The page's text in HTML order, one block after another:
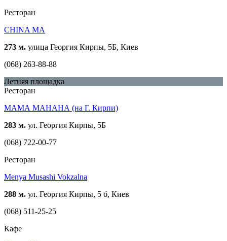
Ресторан
CHINA MA
273 м. улица Георгия Кирпы, 5Б, Киев
(068) 263-88-88
Летняя площадка
Ресторан
МАМА МАНАНА (на Г. Кирпи)
283 м. ул. Георгия Кирпы, 5Б
(068) 722-00-77
Ресторан
Menya Musashi Vokzalna
288 м. ул. Георгия Кирпы, 5 б, Киев
(068) 511-25-25
Кафе